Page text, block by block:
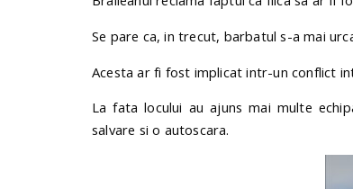
Se pare ca, in trecut, barbatul s-a mai
Acesta ar fi fost implicat intr-un conflict
La fata locului au ajuns mai multe
salvare si o autoscara.